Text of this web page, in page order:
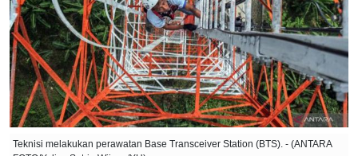
Teknisi melakukan perawatan Base Transceiver Station (BTS). - (ANTARA